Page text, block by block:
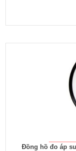
Đồng hồ đo áp